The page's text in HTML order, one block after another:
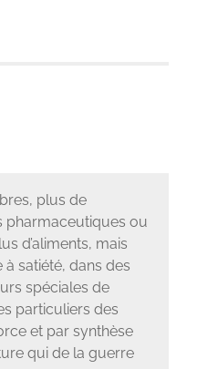
plus de
pharmaceutiques ou
d’aliments, mais
satiété, dans des
spéciales de
particuliers des
et par synthèse
qui de la guerre